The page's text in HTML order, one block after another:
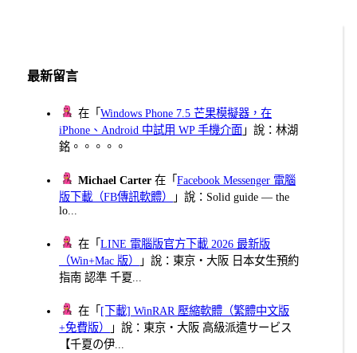
最新留言
在「Windows Phone 7.5 芒果模擬器，在
iPhone、Android 中試用 WP 手機介面 」說：林湖
銘。。。。。
Michael Carter 在「Facebook Messenger 電腦
版下載（FB傳訊軟體）
」說：Solid guide — the
lo...
在「LINE 電腦版官方下載 2026 最新版
（Win+Mac 版）
」說：東京・大阪 日本女生預約
指南 認準 千夏...
在「 [下載] WinRAR 壓縮軟體（繁體中文版
+免費版）
」說：東京・大阪 高級派遣サービス
【千夏の伊...